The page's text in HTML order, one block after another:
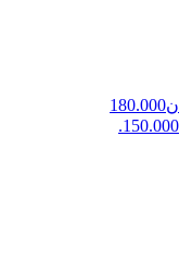
قیمت اصلی: تومان180.000